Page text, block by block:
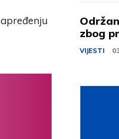
zbog
VIJESTI